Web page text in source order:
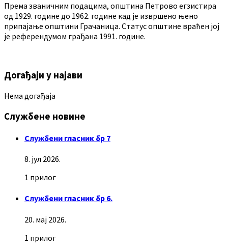
Према званичним подацима, општина Петрово егзистира
од 1929. године до 1962. године кад је извршено њено
припајање општини Грачаница. Статус општине враћен јој
је референдумом грађана 1991. године.
Догађаји у најави
Нема догађаја
Службене новине
Службени гласник бр 7
8. јул 2026.
1 прилог
Службени гласник бр 6.
20. мај 2026.
1 прилог